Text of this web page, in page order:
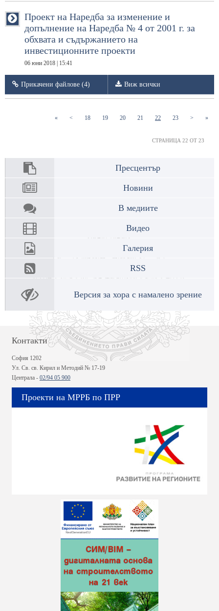
Проект на Наредба за изменение и
допълнение на Наредба № 4 от 2001 г. за
обхвата и съдържанието на
инвестиционните проекти
06 юни 2018 | 15:41
Прикачени файлове (4) Виж всички
« < 18(current)
19(current)
20(current)
21 (current)
22(current)
23(current)
> »
СТРАНИЦА 22 ОТ 23
Пресцентър
Новини
В медиите
Видео
Галерия
RSS
Версия за хора с намалено зрение
Контакти
София 1202
Ул. Св. св. Кирил и Методий № 17-19
Централа - 02/94 05 900
Проекти на МРРБ по ПРР